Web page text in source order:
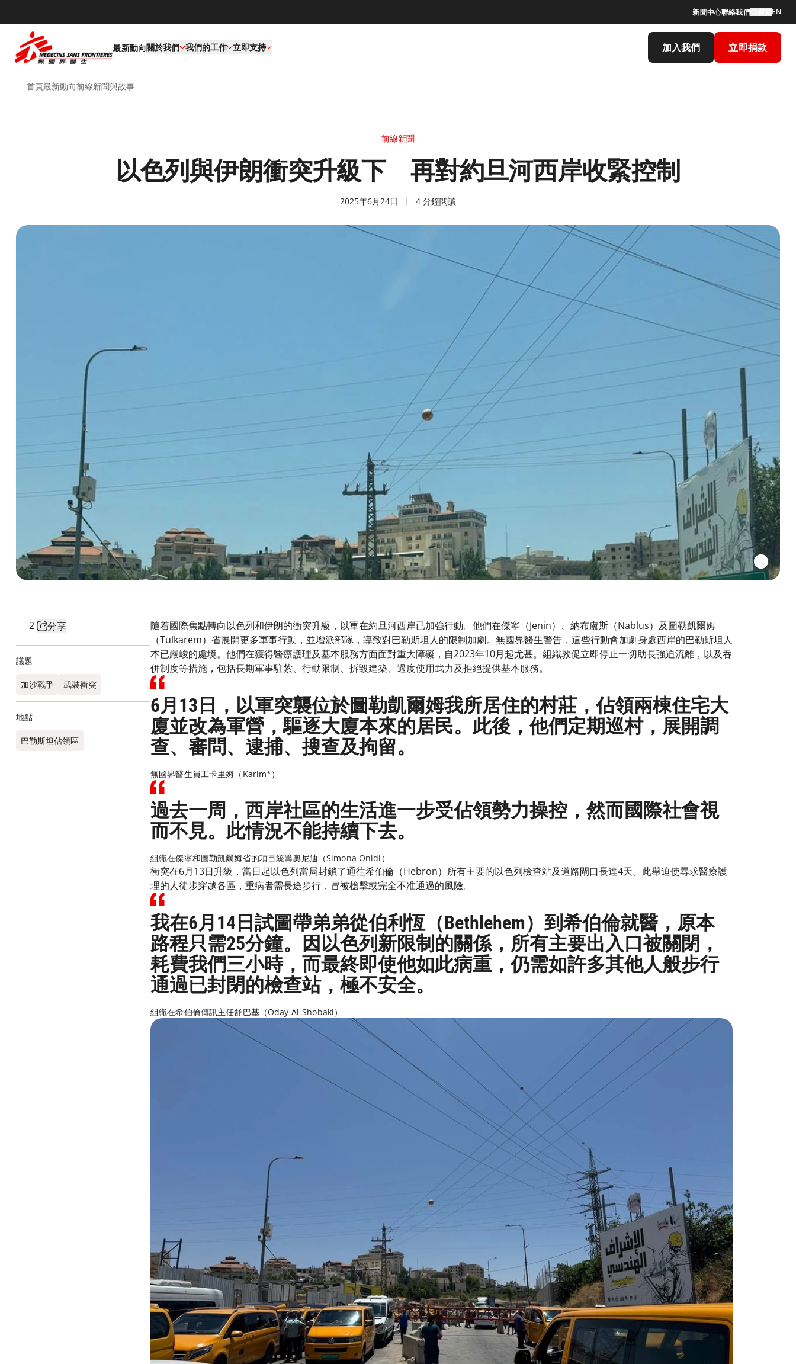
新聞中心聯絡我們 EN
最新動向關於我們 我們的工作​ 立即支持 加入我們 立即捐款
首頁最新動向前線新聞與故事
前線新聞
以色列與伊朗衝突升級下 再對約旦河西岸收緊控制
2025年6月24日 4 分鐘閱讀
2 分享
議題
加沙戰爭 武裝衝突
地點
巴勒斯坦佔領區
隨着國際焦點轉向以色列和伊朗的衝突升級，以軍在約旦河西岸已加強行動。他們在傑寧（Jenin）、納布盧斯（Nablus）及圖勒凱爾姆
（Tulkarem）省展開更多軍事行動，並增派部隊，導致對巴勒斯坦人的限制加劇。無國界醫生警告，這些行動會加劇身處西岸的巴勒斯坦人
本已嚴峻的處境。他們在獲得醫療護理及基本服務方面面對重大障礙，自2023年10月起尤甚。組織敦促立即停止一切助長強迫流離，以及吞
併制度等措施，包括長期軍事駐紮、行動限制、拆毀建築、過度使用武力及拒絕提供基本服務。
6月13日，以軍突襲位於圖勒凱爾姆我所居住的村莊，佔領兩棟住宅大
廈並改為軍營，驅逐大廈本來的居民。此後，他們定期巡村，展開調
查、審問、逮捕、搜查及拘留。
無國界醫生員工卡里姆（Karim*）
過去一周，西岸社區的生活進一步受佔領勢力操控，然而國際社會視
而不見。此情況不能持續下去。
組織在傑寧和圖勒凱爾姆省的項目統籌奧尼迪（Simona Onidi）
衝突在6月13日升級，當日起以色列當局封鎖了通往希伯倫（Hebron）所有主要的以色列檢查站及道路閘口長達4天。此舉迫使尋求醫療護
理的人徒步穿越各區，重病者需長途步行，冒被槍擊或完全不准通過的風險。
我在6月14日試圖帶弟弟從伯利恆（Bethlehem）到希伯倫就醫，原本
路程只需25分鐘。因以色列新限制的關係，所有主要出入口被關閉，
耗費我們三小時，而最終即使他如此病重，仍需如許多其他人般步行
通過已封閉的檢查站，極不安全。
組織在希伯倫傳訊主任舒巴基（Oday Al-Shobaki）